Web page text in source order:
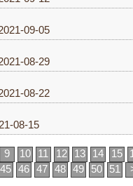
09-05
08-29
08-22
08-15
9 10 11 12 13 14 15
45 46 47 48 49 50 51